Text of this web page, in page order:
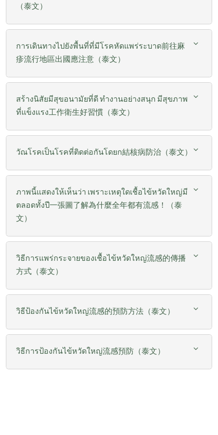
（泰文）
การเดินทางไปยังพื้นที่ที่มีโรคหัดแพร่ระบาด前往麻
疹流行地區出國應注意（泰文）
สร้างนิสัยมีสุขอนามัยที่ดี ทำงานอย่างสนุก มีสุขภาพ
ที่แข็งแรง工作衛生好習慣（泰文）
วัณโรคเป็นโรคที่ติดต่อกันโดยก結核病防治（泰文）
ภาพนี้แสดงให้เห็นว่า เพราะเหตุใดเชื้อไข้หวัดใหญ่มี
ตลอดทั้งปี一張圖了解為什麼全年都有流感！（泰
文）
วิธีการแพร่กระจายของเชื้อไข้หวัดใหญ่流感的傳播
方式（泰文）
วิธีป้องกันไข้หวัดใหญ่流感的預防方法（泰文）
วิธีการป้องกันไข้หวัดใหญ่流感預防（泰文）